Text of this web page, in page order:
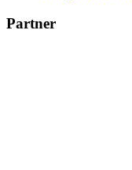
Partner